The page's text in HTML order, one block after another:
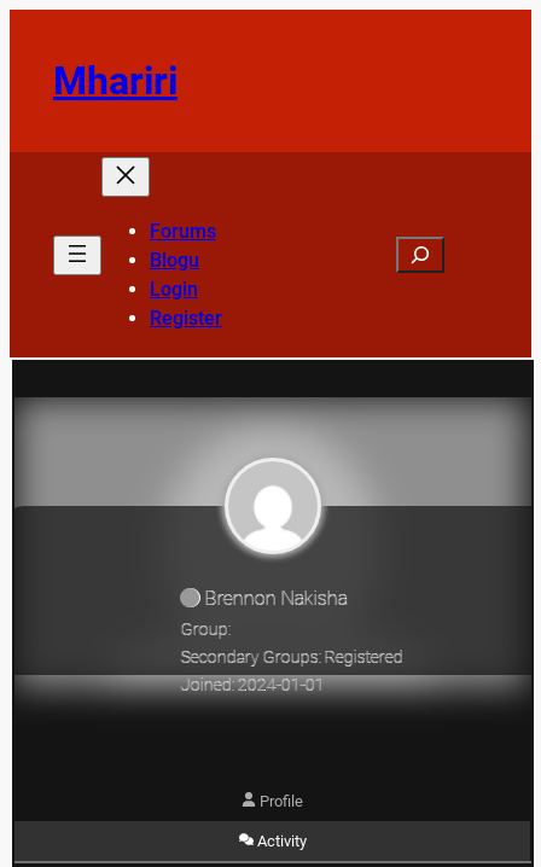
contentMhariri
Forums
Blogu
Login
Register
Search
Brennon Nakisha
Group:
Secondary Groups: Registered
Joined: 2024-01-01
Profile
Activity